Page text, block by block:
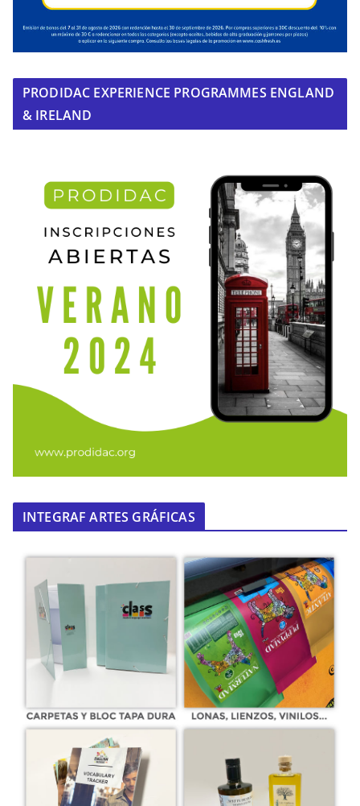
PRODIDAC EXPERIENCE PROGRAMMES ENGLAND
& IRELAND
INTEGRAF ARTES GRÁFICAS